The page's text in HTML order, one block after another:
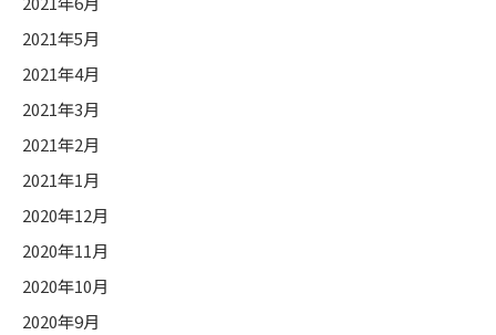
2021年5月
2021年4月
2021年3月
2021年2月
2021年1月
2020年12月
2020年11月
2020年10月
2020年9月